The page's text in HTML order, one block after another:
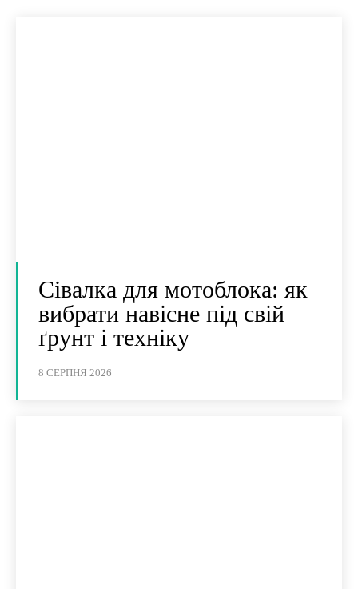
Сівалка для мотоблока: як
вибрати навісне під свій
ґрунт і техніку
8 СЕРПНЯ 2026